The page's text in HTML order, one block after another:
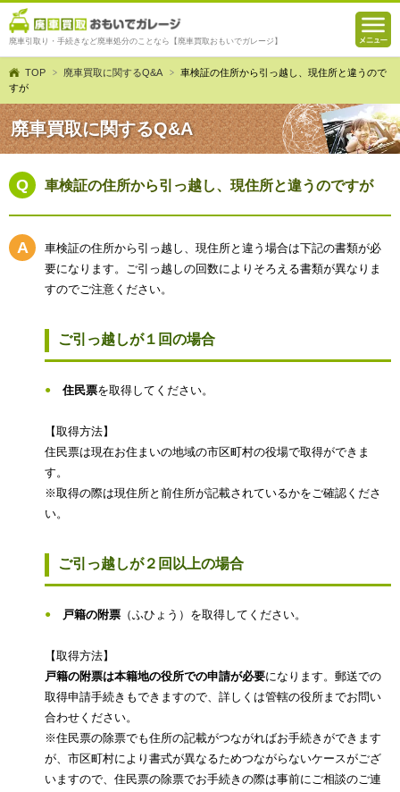
廃車引取り・手続きなど廃車処分のことなら【廃車買取おもいでガレージ】
TOP 廃車買取に関するQ&A
車検証の住所から引っ越し、現住所と違うので
すが
廃車買取に関するQ&A
車検証の住所から引っ越し、現住所と違うのですが
車検証の住所から引っ越し、現住所と違う場合は下記の書類が必
要になります。ご引っ越しの回数によりそろえる書類が異なりま
すのでご注意ください。
ご引っ越しが１回の場合
住民票を取得してください。
【取得方法】
住民票は現在お住まいの地域の市区町村の役場で取得ができま
す。
※取得の際は現住所と前住所が記載されているかをご確認くださ
い。
ご引っ越しが２回以上の場合
戸籍の附票 （ふひょう）を取得してください。
【取得方法】
戸籍の附票は本籍地の役所での申請が必要になります。郵送での
取得申請手続きもできますので、詳しくは管轄の役所までお問い
合わせください。
※住民票の除票でも住所の記載がつながればお手続きができます
が、市区町村により書式が異なるためつながらないケースがござ
いますので、住民票の除票でお手続きの際は事前にご相談のご連